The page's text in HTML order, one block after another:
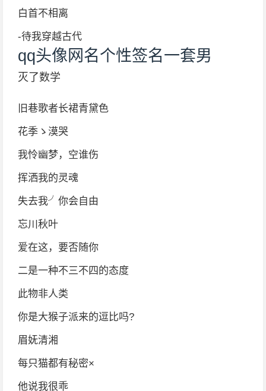
白首不相离
-待我穿越古代
qq头像网名个性签名一套男
灭了数学
旧巷歌者长裙青黛色
花季ゝ漠哭
我怜幽梦，空谁伤
挥洒我的灵魂
失去我╯你会自由
忘川秋叶
爱在这，要否随你
二是一种不三不四的态度
此物非人类
你是大猴子派来的逗比吗?
眉妩清湘
每只猫都有秘密×
他说我很乖